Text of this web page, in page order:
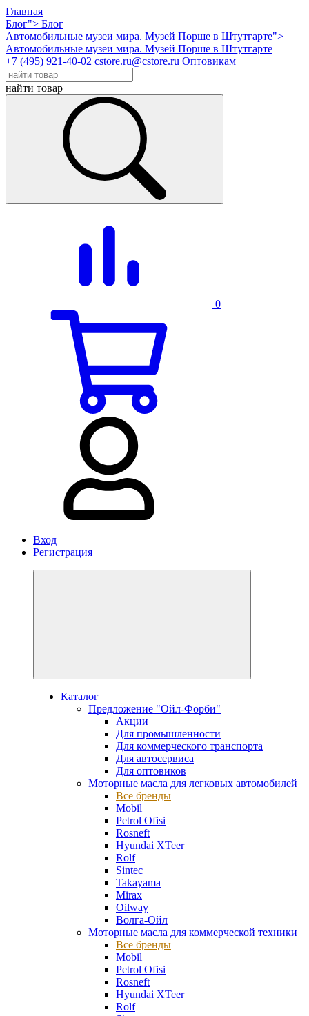
Главная
Блог"> Блог
Автомобильные музеи мира. Музей Порше в Штутгарте">
Автомобильные музеи мира. Музей Порше в Штутгарте
+7 (495) 921-40-02 cstore.ru@cstore.ru Оптовикам
найти товар
0
Вход
Регистрация
Каталог
Предложение "Ойл-Форби"
Акции
Для промышленности
Для коммерческого транспорта
Для автосервиса
Для оптовиков
Моторные масла для легковых автомобилей
Все бренды
Mobil
Petrol Ofisi
Rosneft
Hyundai XTeer
Rolf
Sintec
Takayama
Mirax
Oilway
Волга-Ойл
Моторные масла для коммерческой техники
Все бренды
Mobil
Petrol Ofisi
Rosneft
Hyundai XTeer
Rolf